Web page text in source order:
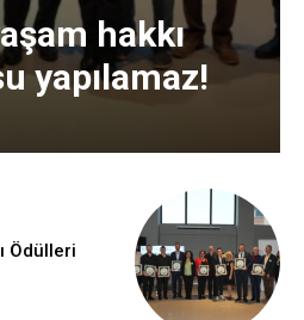
hakkı
yapılamaz!
Ödülleri